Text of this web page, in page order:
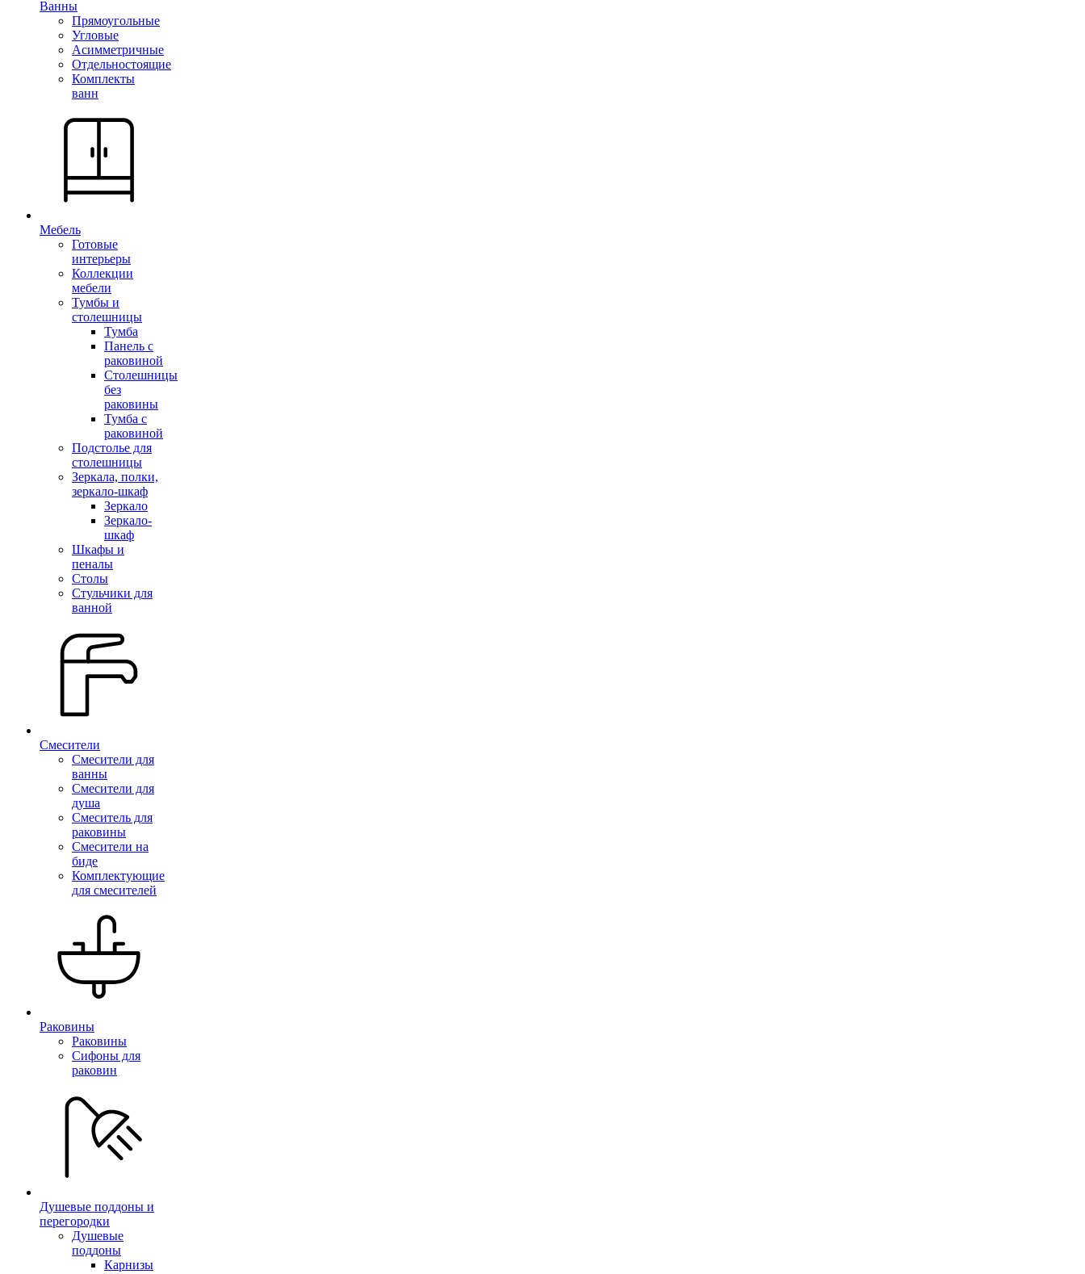
Ванны
Прямоугольные
Угловые
Асимметричные
Отдельностоящие
Комплекты
ванн
Мебель
Готовые
интерьеры
Коллекции
мебели
Тумбы и
столешницы
Тумба
Панель с
раковиной
Столешницы
без
раковины
Тумба с
раковиной
Подстолье для
столешницы
Зеркала, полки,
зеркало-шкаф
Зеркало
Зеркало-
шкаф
Шкафы и
пеналы
Столы
Стульчики для
ванной
Смесители
Смесители для
ванны
Смесители для
душа
Смеситель для
раковины
Смесители на
биде
Комплектующие
для смесителей
Раковины
Раковины
Сифоны для
раковин
Душевые поддоны и
перегородки
Душевые
поддоны
Карнизы